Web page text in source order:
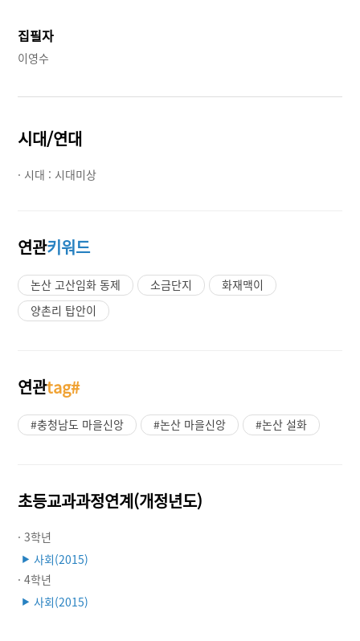
집필자
이영수
시대/연대
· 시대 : 시대미상
연관키워드
논산 고산임화 동제 소금단지
화재맥이
양촌리 탑안이
연관tag#
#충청남도 마을신앙 #논산 마을신앙 #논산 설화
초등교과과정연계(개정년도)
· 3학년
▶ 사회(2015)
· 4학년
▶ 사회(2015)